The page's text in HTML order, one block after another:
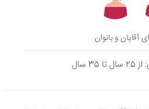
آقایان و بانوان
سال